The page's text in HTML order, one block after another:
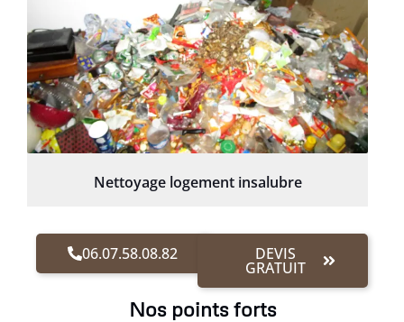
Nettoyage logement insalubre
06.07.58.08.82 DEVIS
GRATUIT
Nos points forts